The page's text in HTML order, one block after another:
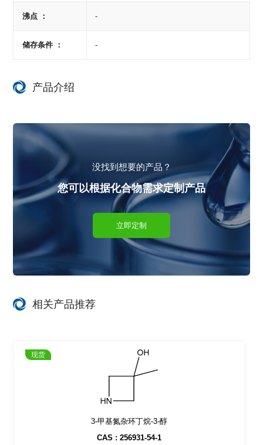
沸点 ： -
储存条件 ： -
产品介绍
没找到想要的产品？
您可以根据化合物需求定制产品
立即定制
相关产品推荐
现货
3-甲基氮杂环丁烷-3-醇
CAS : 256931-54-1